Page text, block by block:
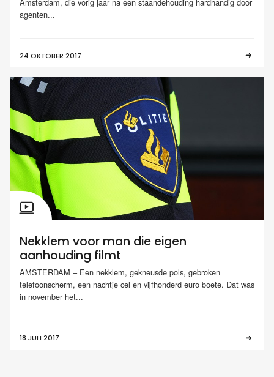
agenten...
24 OKTOBER 2017
Nekklem voor man die eigen
aanhouding filmt
AMSTERDAM – Een nekklem, gekneusde pols, gebroken
telefoonscherm, een nachtje cel en vijfhonderd euro boete. Dat was
in november het...
18 JULI 2017